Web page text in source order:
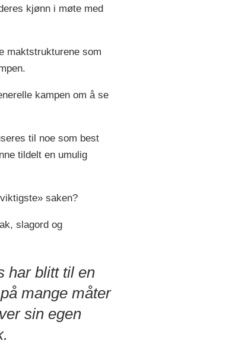
kjønn i møte med
maktstrukturene som
kampen om å se
til noe som best
tildelt en umulig
saken?
slagord og
har blitt til en
mange måter
sin egen